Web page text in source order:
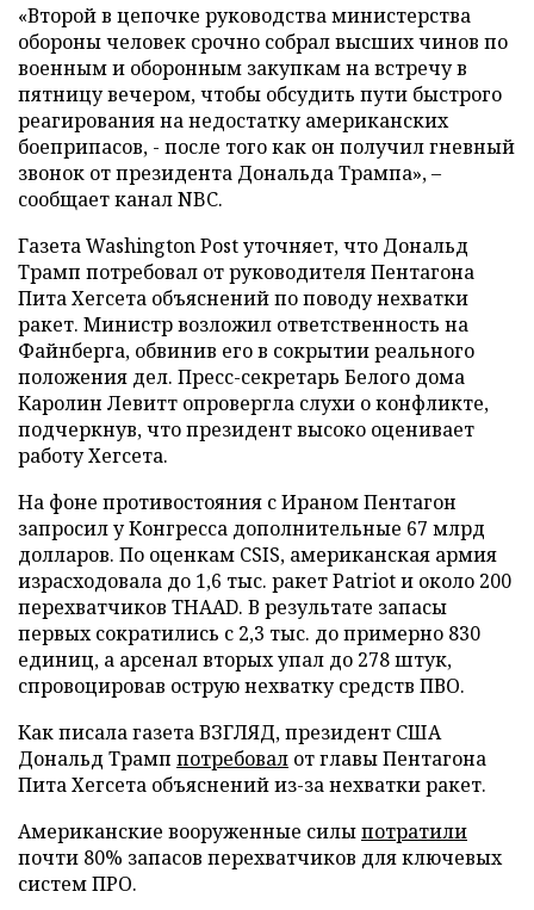
«Второй в цепочке руководства министерства
обороны человек срочно собрал высших чинов по
военным и оборонным закупкам на встречу в
пятницу вечером, чтобы обсудить пути быстрого
реагирования на недостатку американских
боеприпасов, - после того как он получил гневный
звонок от президента Дональда Трампа», –
сообщает канал NBC.
Газета Washington Post уточняет, что Дональд
Трамп потребовал от руководителя Пентагона
Пита Хегсета объяснений по поводу нехватки
ракет. Министр возложил ответственность на
Файнберга, обвинив его в сокрытии реального
положения дел. Пресс-секретарь Белого дома
Каролин Левитт опровергла слухи о конфликте,
подчеркнув, что президент высоко оценивает
работу Хегсета.
На фоне противостояния с Ираном Пентагон
запросил у Конгресса дополнительные 67 млрд
долларов. По оценкам CSIS, американская армия
израсходовала до 1,6 тыс. ракет Patriot и около 200
перехватчиков THAAD. В результате запасы
первых сократились с 2,3 тыс. до примерно 830
единиц, а арсенал вторых упал до 278 штук,
спровоцировав острую нехватку средств ПВО.
Как писала газета ВЗГЛЯД, президент США
Дональд Трамп потребовал от главы Пентагона
Пита Хегсета объяснений из-за нехватки ракет.
Американские вооруженные силыпотратили
почти 80% запасов перехватчиков для ключевых
систем ПРО.